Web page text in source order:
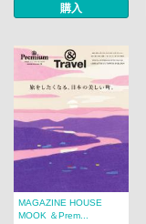
購入
MAGAZINE HOUSE
MOOK ＆Prem...